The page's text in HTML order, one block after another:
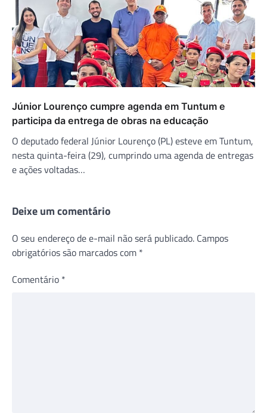
Júnior Lourenço cumpre agenda em Tuntum e
participa da entrega de obras na educação
O deputado federal Júnior Lourenço (PL) esteve em Tuntum,
nesta quinta-feira (29), cumprindo uma agenda de entregas
e ações voltadas…
Deixe um comentário
O seu endereço de e-mail não será publicado. Campos
obrigatórios são marcados com *
Comentário *